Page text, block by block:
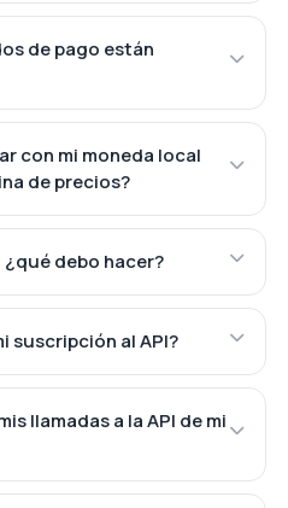
de pago están
con mi moneda local
de precios?
debo hacer?
suscripción al API?
llamadas a la API de mi